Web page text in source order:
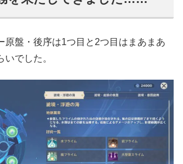
原盤・後序は1つ目と2つ目はまあまあ
でした。